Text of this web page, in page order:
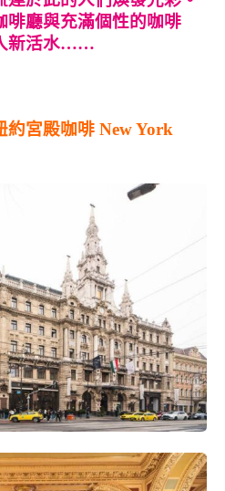
啡廳與充滿個性的咖啡
新活水……
約宮殿咖啡 New York